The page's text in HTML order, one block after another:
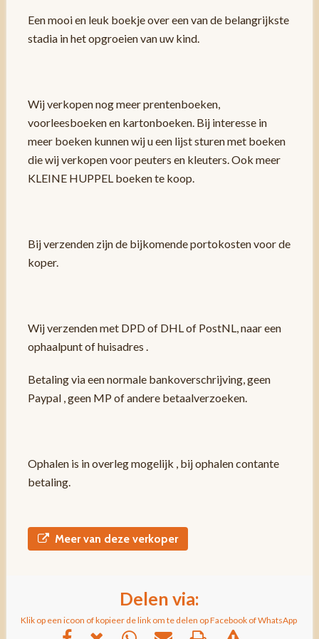
Een mooi en leuk boekje over een van de belangrijkste
stadia in het opgroeien van uw kind.
Wij verkopen nog meer prentenboeken,
voorleesboeken en kartonboeken. Bij interesse in
meer boeken kunnen wij u een lijst sturen met boeken
die wij verkopen voor peuters en kleuters. Ook meer
KLEINE HUPPEL boeken te koop.
Bij verzenden zijn de bijkomende portokosten voor de
koper.
Wij verzenden met DPD of DHL of PostNL, naar een
ophaalpunt of huisadres .
Betaling via een normale bankoverschrijving, geen
Paypal , geen MP of andere betaalverzoeken.
Ophalen is in overleg mogelijk , bij ophalen contante
betaling.
Meer van deze verkoper
Delen via:
Klik op een icoon of kopieer de link om te delen op Facebook of WhatsApp